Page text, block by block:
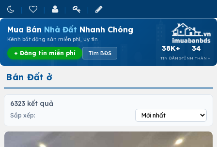
Mua Bán Nhà Đất Nhanh Chóng
Kênh bất động sản miễn phí, uy tín
+ Đăng tin miễn phí Tìm BĐS
38K+
TIN ĐĂNG
34
TỈNH THÀNH
Bán Đất ở
6323 kết quả
Sắp xếp: